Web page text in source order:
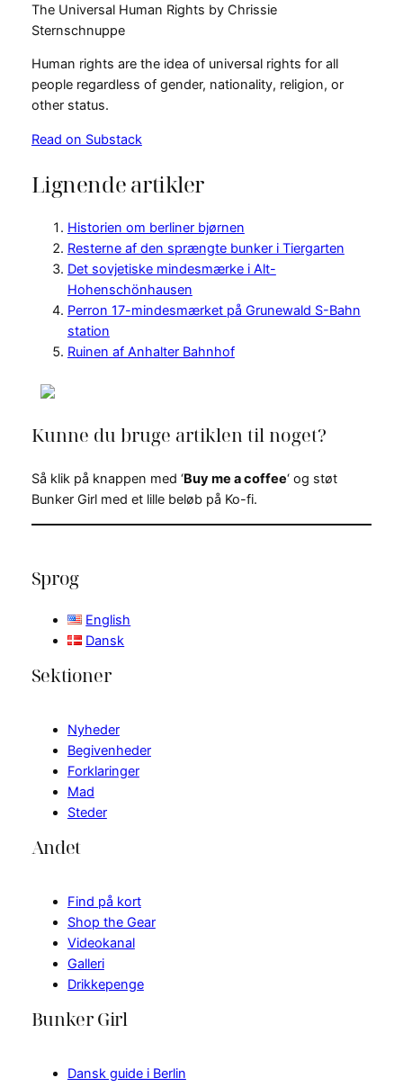
The Universal Human Rights by Chrissie
Sternschnuppe
Human rights are the idea of universal rights for all
people regardless of gender, nationality, religion, or
other status.
Read on Substack
Lignende artikler
Historien om berliner bjørnen
Resterne af den sprængte bunker i Tiergarten
Det sovjetiske mindesmærke i Alt-
Hohenschönhausen
Perron 17-mindesmærket på Grunewald S-Bahn
station
Ruinen af Anhalter Bahnhof
Kunne du bruge artiklen til noget?
Så klik på knappen med ‘Buy me a coffee‘ og støt
Bunker Girl med et lille beløb på Ko-fi.
Sprog
English
Dansk
Sektioner
Nyheder
Begivenheder
Forklaringer
Mad
Steder
Andet
Find på kort
Shop the Gear
Videokanal
Galleri
Drikkepenge
Bunker Girl
Dansk guide i Berlin